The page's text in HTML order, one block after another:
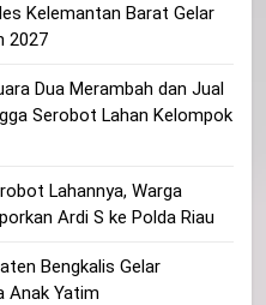
Kelemantan Barat Gelar
2027
Dua Merambah dan Jual
Serobot Lahan Kelompok
Lahannya, Warga
Ardi S ke Polda Riau
Bengkalis Gelar
Anak Yatim